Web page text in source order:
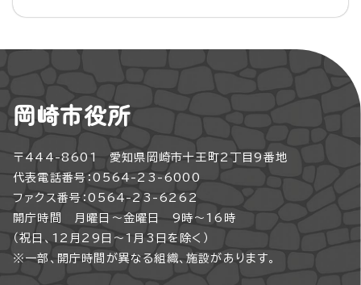
岡崎市役所
〒444-8601 愛知県岡崎市十王町2丁目9番地
代表電話番号：0564-23-6000
ファクス番号：0564-23-6262
開庁時間 月曜日～金曜日 9時～16時
（祝日、12月29日～1月3日を除く）
※一部、開庁時間が異なる組織、施設があります。